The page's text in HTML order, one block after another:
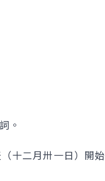
。
十二月卅一日）開始